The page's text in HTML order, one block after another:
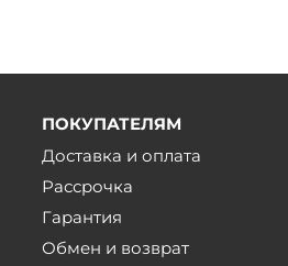
ПОКУПАТЕЛЯМ
Доставка и оплата
Рассрочка
Гарантия
Обмен и возврат